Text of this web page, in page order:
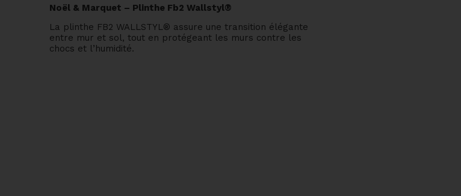
Noël & Marquet – Plinthe Fb2 Wallstyl®
La plinthe FB2 WALLSTYL® assure une transition élégante
entre mur et sol, tout en protégeant les murs contre les
chocs et l’humidité.